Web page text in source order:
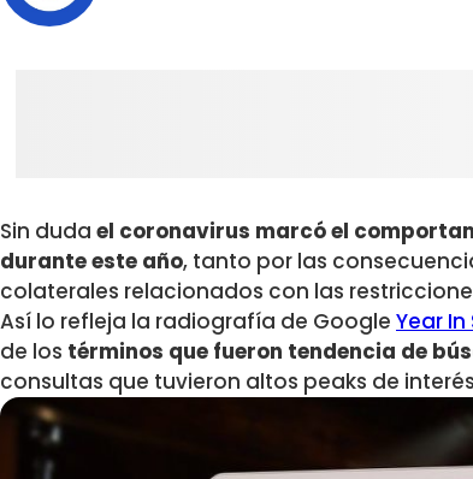
Sin duda el coronavirus marcó el
durante este año, tanto por las
colaterales relacionados con las
Así lo refleja la radiografía de Google Year
de los términos que fueron tendencia de
consultas que tuvieron altos peaks de